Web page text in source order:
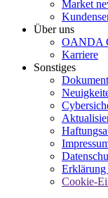
Market
Über uns
OANDA
Karriere
Sonstiges
Cookie-